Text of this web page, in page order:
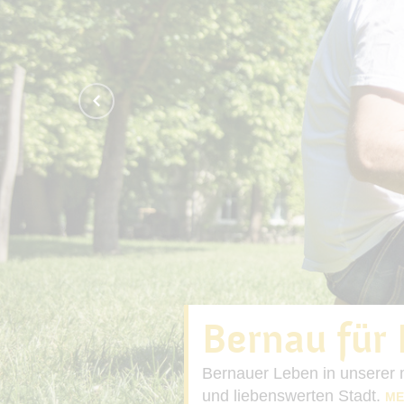
Bernau für
Bernauer Leben in unserer
und liebenswerten Stadt.